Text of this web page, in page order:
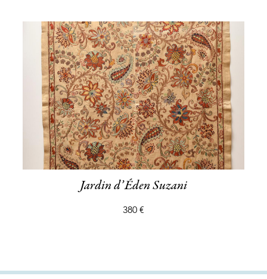
Jardin d’Éden Suzani
380 €